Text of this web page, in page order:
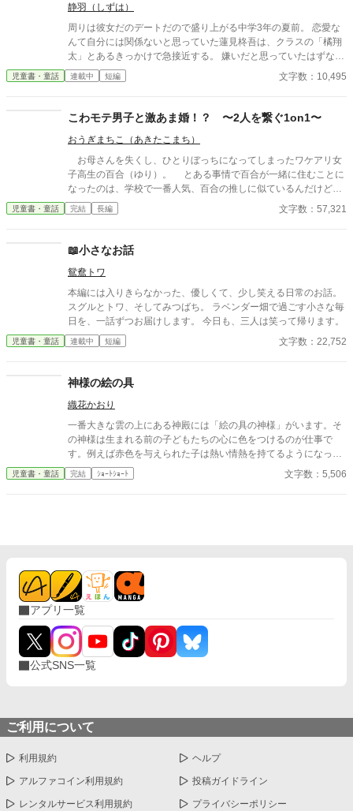
人は、真空管アンプに火を入れ、半分冗談で秘密の放課後放送を
開始する。 誰も聴いていないはずの、自分たちの本音や寂しさを
語った放送だったが、翌朝、葵の靴箱に一通のメモが届く。それ
はグラウンドでたまたま放送を聴き、ノイズ混じりのピアノ曲に
涙した生徒からの手紙だった。これをきっかけに、2人の『屋上
のラジオ』は本格化する。毎朝のように靴箱へ届く手紙には、進
た。2人は名前を伏せたまま手紙を「宛名のないお便り」として
紹介し、寄り添うようなレコードの曲を流し続けた。
静羽（しずは）
周りは彼女だのデートだので盛り上がる中学3年の夏前。 恋愛な
んて自分には関係ないと思っていた蓮見柊吾は、クラスの「橘翔
太」とあるきっかけで急接近する。 嫌いだと思っていたはずなの
に、まっすぐにぶつかってくる橘を知るたび、少しずつ心地いい
存在になっていき――。 「明日、会おう」 制服を脱いだ夏休み、
が、一気に鮮やかな色を帯びていく。 ――友達じゃなかった奴
が、友達以上になった理由。 【第1章完結！ 甘酸しさ倍増の「第
2章：夏休み編」連載中！】 ※こちらのお話はAI補助使ってませ
ん。
児童書・童話 連載中 短編 文字数：10,495
こわモテ男子と激あま婚！？ 〜2人を繋ぐ1on1〜
おうぎまちこ（あきたこまち）
お母さんを失くし、ひとりぼっちになってしまったワケアリ女
子高生の百合（ゆり）。 とある事情で百合が一緒に住むことに
なったのは、学校で一番人気、百合の推しに似ているんだけど偉
そうで怖いイケメン・瀬戸先輩だった。 最初は怖くて仕方がな
かったけれど、「好きなものは好きでいて良い」って言って励ま
て、いつも一緒にいてくれる先輩から段々目が離せなくなってい
って……。 先輩、毎日バスケをするくせに「バスケが嫌い」
だっていうのは、どうして――？ 推しによく似た こわモテ
不良イケメン御曹司×真面目なワケアリ貧乏女子高生との、大豪
邸で繰り広げられる溺愛同居生活開幕！ ※じれじれ？ ※ヒーロー
は第2話から登場。 ※5万字前後で完結予定。 ※1日1話更新。 ※
児童書・童話 完結 長編 文字数：57,321
📖小さなお話
鴛鴦トワ
本編には入りきらなかった、優しくて、少し笑える日常のお話。
スグルとトワ、そしてみつばち。 ラベンダー畑で過ごす小さな毎
日を、一話ずつお届けします。 今日も、三人は笑って帰ります。
児童書・童話 連載中 短編 文字数：22,752
神様の絵の具
織花かおり
一番大きな雲の上にある神殿には「絵の具の神様」がいます。そ
の神様は生まれる前の子どもたちの心に色をつけるのが仕事で
す。例えば赤色を与えられた子は熱い情熱を持てるようになった
り。青い色を与えられた子は困難な場面でも冷静さを失わなかっ
たり。ある日、絵の具の神様のミスで、ある女の子は色を持たず
児童書・童話 完結 ｼｮｰﾄｼｮｰﾄ 文字数：5,506
アプリ一覧
公式SNS一覧
ご利用について
利用規約 ヘルプ
アルファコイン利用規約 投稿ガイドライン
レンタルサービス利用規約 プライバシーポリシー